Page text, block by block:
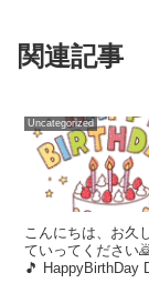
関連記事
Uncategorized
こんにちは、お久
ていってくださ
🎵